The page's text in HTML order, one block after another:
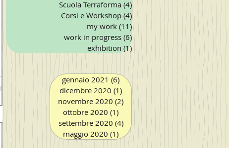
Scuola Terraforma (4)
Corsi e Workshop (4)
my work (11)11 post
work in progress (6) 6 post
exhibition (1)
gennaio 2021 (6) 6 post
dicembre 2020 (1) 1 post
novembre 2020 (2) 2 post
ottobre 2020 (1) 1 post
settembre 2020 (4)4 post
maggio 2020 (1) 1 post